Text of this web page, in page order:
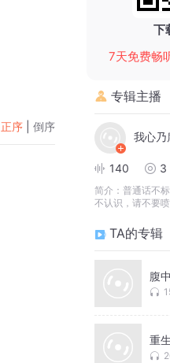
正序 倒序
下
7天免费畅
专辑主播
我心乃
140 3
简介： 普通话不
不认识，请不要
TA的专辑
腹
重